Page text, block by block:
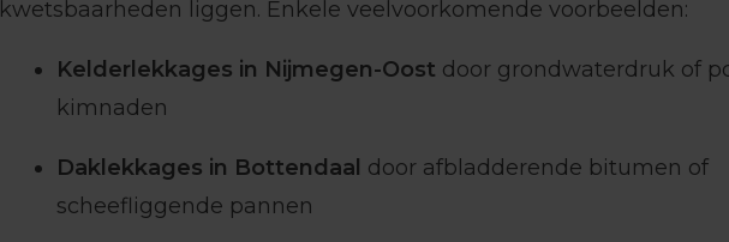
kwetsbaarheden liggen. Enkele veelvoorkomende voorbeelden:
Kelderlekkages in Nijmegen-Oost door grondwaterdruk of
kimnaden
Daklekkages in Bottendaal door afbladderende bitumen of
scheefliggende pannen